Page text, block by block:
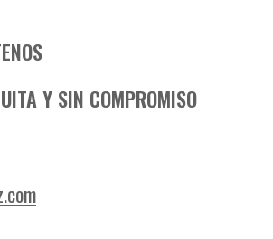
Y SIN COMPROMISO